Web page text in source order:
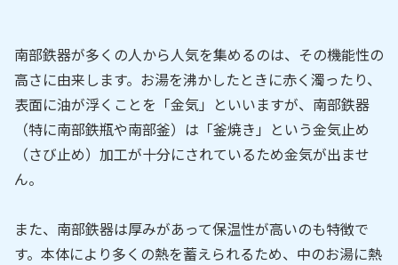
南部鉄器が多くの人から人気を集めるのは、その機能性の
高さに由来します。お湯を沸かしたときに赤く濁ったり、
表面に油が浮くことを「金気」といいますが、南部鉄器
（特に南部鉄瓶や南部釜）は「釜焼き」という金気止め
（さび止め）加工が十分にされているため金気が出ませ
ん。
また、南部鉄器は厚みがあって保温性が高いのも特徴で
す。本体により多くの熱を蓄えられるため、中のお湯に熱